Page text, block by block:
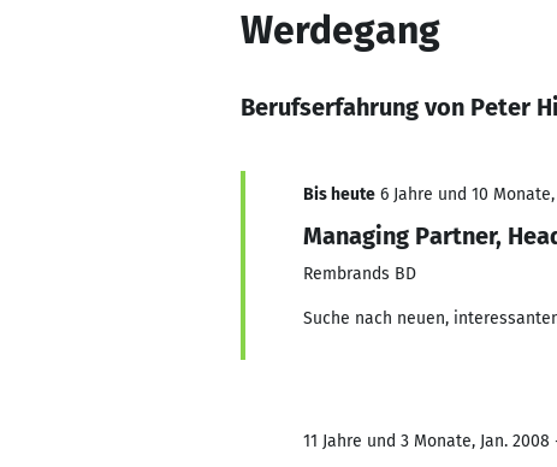
Werdegang
Berufserfahrung von Peter
Bis heute 6 Jahre und 10
Managing Partner,
Rembrands BD
Suche nach neuen,
11 Jahre und 3 Monate, Jan. 2008